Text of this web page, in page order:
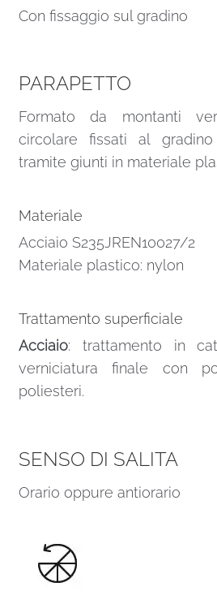
Con fissaggio sul gradino
PARAPETTO
Formato da montanti
circolare fissati al
tramite giunti in materiale
Materiale
Acciaio S235JREN10027/2
Materiale plastico: nylon
Trattamento superficiale
Acciaio: trattamento in
verniciatura finale con
poliesteri.
SENSO DI SALITA
Orario oppure antiorario